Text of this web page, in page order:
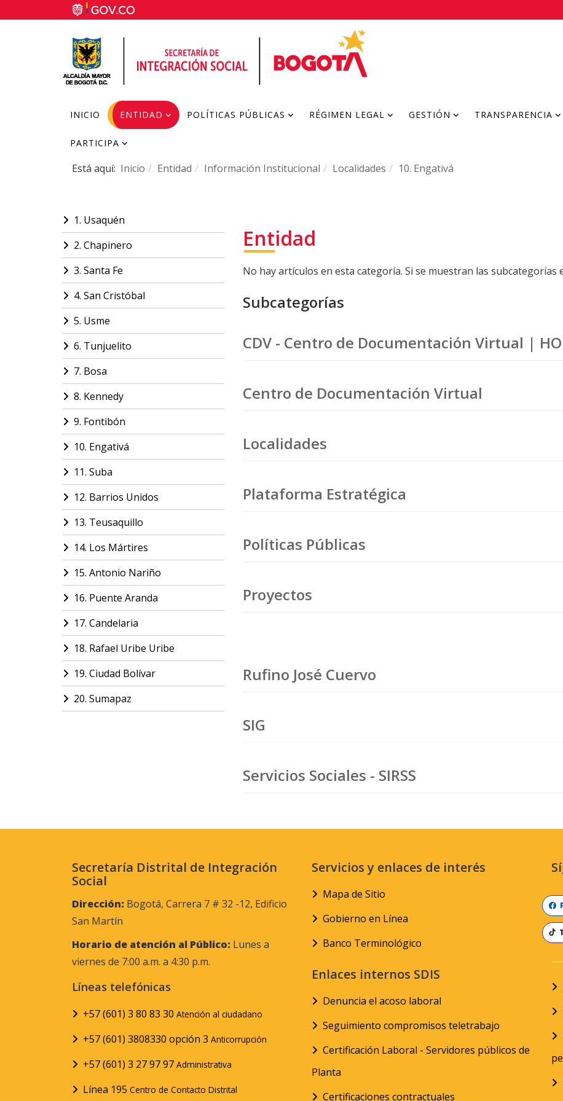
INICIO ENTIDAD POLÍTICAS PÚBLICAS RÉGIMEN LEGAL GESTIÓN TRANSPARENCIA
PARTICIPA
Está aquí: Inicio Entidad Información Institucional Localidades 10. Engativá
1. Usaquén
2. Chapinero
3. Santa Fe
4. San Cristóbal
5. Usme
6. Tunjuelito
7. Bosa
8. Kennedy
9. Fontibón
10. Engativá
11. Suba
12. Barrios Unidos
13. Teusaquillo
14. Los Mártires
15. Antonio Nariño
16. Puente Aranda
17. Candelaria
18. Rafael Uribe Uribe
19. Ciudad Bolívar
20. Sumapaz
Entidad
No hay artículos en esta categoría. Si se muestran las
Subcategorías
CDV - Centro de Documentación Virtual |
Centro de Documentación Virtual
Localidades
Plataforma Estratégica
Políticas Públicas
Proyectos
Rufino José Cuervo
SIG
Servicios Sociales - SIRSS
Secretaría Distrital de Integración
Social
Dirección: Bogotá, Carrera 7 # 32 -12, Edificio
San Martín
Horario de atención al Público: Lunes a
viernes de 7:00 a.m. a 4:30 p.m.
Líneas telefónicas
+57 (601) 3 80 83 30 Atención al ciudadano
+57 (601) 3808330 opción 3 Anticorrupción
+57 (601) 3 27 97 97 Administrativa
Línea 195 Centro de Contacto Distrital
Servicios y enlaces de interés
Mapa de Sitio
Gobierno en Línea
Banco Terminológico
Enlaces internos SDIS
Denuncia el acoso laboral
Seguimiento compromisos teletrabajo
Certificación Laboral - Servidores públicos de
Planta
Certificaciones contractuales